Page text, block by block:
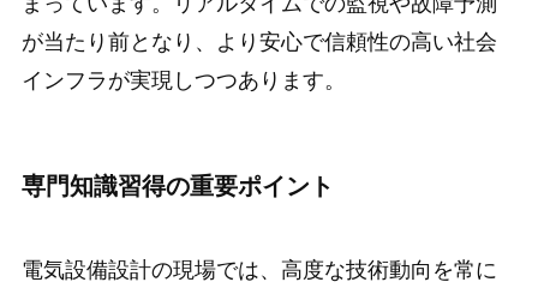
が当たり前となり、より安心で信頼性の高い社会
インフラが実現しつつあります。
専門知識習得の重要ポイント
電気設備設計の現場では、高度な技術動向を常に